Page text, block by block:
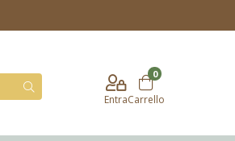
Entra
0
Carrello